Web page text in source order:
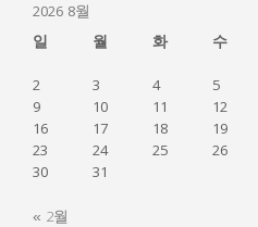
2026 8월
일
월 화 수
2
3 4 5
9
10 11 12
16
17 18 19
23
24 25 26
30
31
« 2월